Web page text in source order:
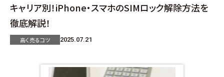
キャリア別！iPhone・スマホのSIMロック解除方法を
徹底解説！
高く売るコツ 2025.07.21